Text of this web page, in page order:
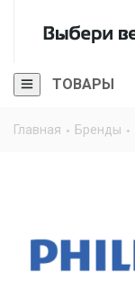
ТОВАРЫ
Главная Бренды